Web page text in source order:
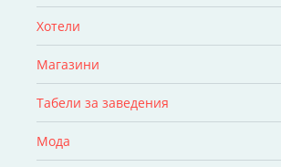
Хотели
Магазини
Табели за заведения
Мода